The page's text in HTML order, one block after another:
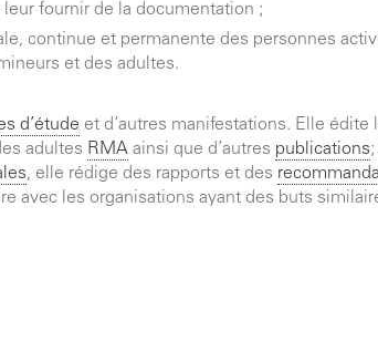
fournir de la documentation ;
continue et permanente des personnes
et des adultes.
d’étude et d’autres manifestations. Elle édite
adultes RMA ainsi que d’autres publications
, elle rédige des rapports et des
avec les organisations ayant des buts